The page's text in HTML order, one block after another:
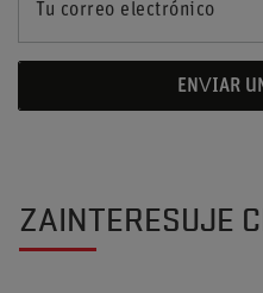
Tu correo electrónico
ENVIAR
ZAINTERESUJE